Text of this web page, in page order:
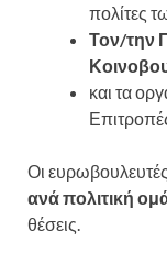
πολίτες
Τον/την
και τα
Οι
ανά πολιτική
θέσεις.